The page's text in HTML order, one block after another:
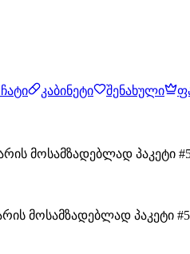
კაბინეტი შენახული
მოსამზადებლად პაკეტი #5